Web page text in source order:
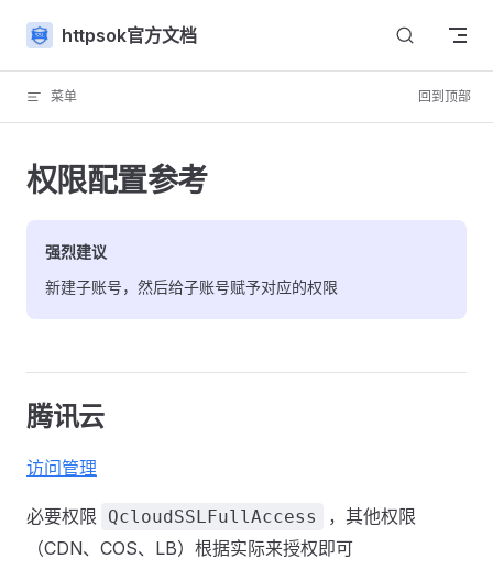
Skip to content
httpsok官方文档
菜单 回到顶部
权限配置参考
强烈建议
新建子账号，然后给子账号赋予对应的权限
腾讯云
访问管理
必要权限 QcloudSSLFullAccess
，其他权限
（CDN、COS、LB）根据实际来授权即可